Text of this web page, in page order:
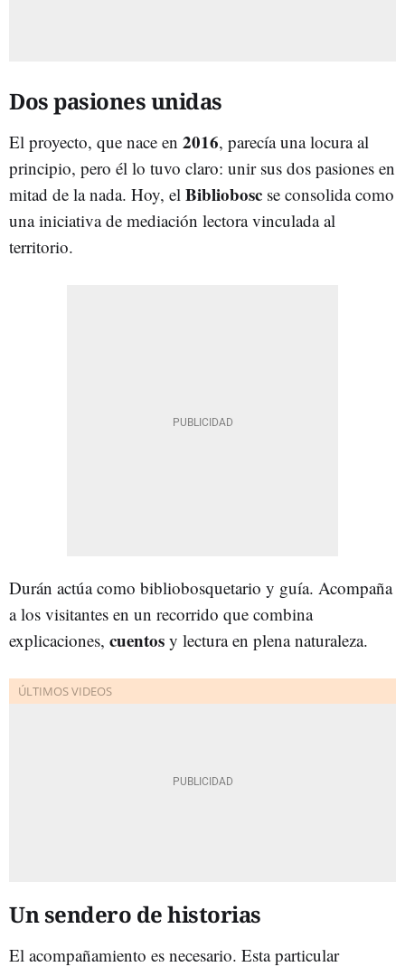
Dos pasiones unidas
El proyecto, que nace en 2016, parecía una locura al
principio, pero él lo tuvo claro: unir sus dos pasiones en
mitad de la nada. Hoy, el Bibliobosc se consolida como
una iniciativa de mediación lectora vinculada al
territorio.
Durán actúa como bibliobosquetario y guía. Acompaña
a los visitantes en un recorrido que combina
explicaciones, cuentos y lectura en plena naturaleza.
Un sendero de historias
El acompañamiento es necesario. Esta particular